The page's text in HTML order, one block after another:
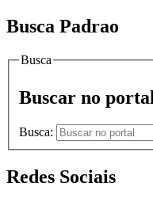
Busca Padrao
Busca
Buscar no portal
Busca:
Redes Sociais